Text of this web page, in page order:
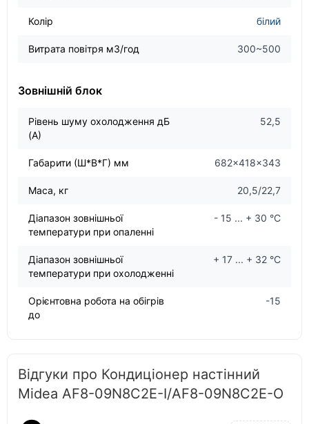
Колір білий
Витрата повітря м3/год 300~500
Зовнішній блок
Рівень шуму охолодження дБ
(А)
52,5
Габарити (Ш*В*Г) мм 682×418×343
Маса, кг 20,5/22,7
Діапазон зовнішньої
температури при опаленні
- 15 ... + 30 °C
Діапазон зовнішньої
температури при охолодженні
+ 17 ... + 32 °C
Орієнтовна робота на обігрів
до
-15
Відгуки про Кондиціонер настінний
Midea AF8-09N8C2E-I/AF8-09N8C2E-O